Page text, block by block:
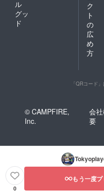
トプレイが実行
のは、戸越銀座
店街と仲間たち
なのと、参加し
たちのお蔭と思
し拡大開催をも
なも遊ぶ。」を
ピールしつつ、
協賛企業を今か
んでいきたいと
おります。
ル
グッ
ド
ク
ト
の
広
め
方
「QRコード
© CAMPFIRE,
Inc.
会
要
0
もう一度